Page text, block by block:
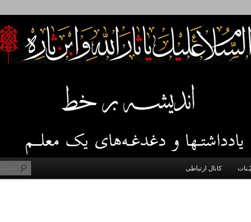
کانال ارتباطی